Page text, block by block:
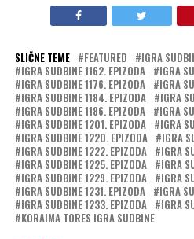
SLIČNE TEME FEATURED
IGRA
IGRA SUDBINE 1162. EPIZODA
IGRA
IGRA SUDBINE 1176. EPIZODA
IGRA
IGRA SUDBINE 1184. EPIZODA
IGRA
IGRA SUDBINE 1186. EPIZODA
IGRA
IGRA SUDBINE 1201. EPIZODA
IGRA
IGRA SUDBINE 1220. EPIZODA
IGRA
IGRA SUDBINE 1222. EPIZODA
IGRA
IGRA SUDBINE 1225. EPIZODA
IGRA
IGRA SUDBINE 1229. EPIZODA
IGRA
IGRA SUDBINE 1231. EPIZODA
IGRA
IGRA SUDBINE 1233. EPIZODA
IGRA
KORAIMA TORES IGRA SUDBINE